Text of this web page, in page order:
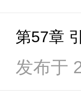
第57章
发布于